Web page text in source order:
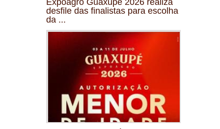
desfile das finalistas para escolha
da ...